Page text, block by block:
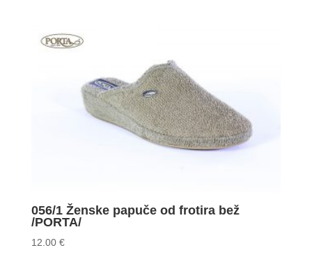
056/1 Ženske papuče od frotira bež
/PORTA/
12.00 €